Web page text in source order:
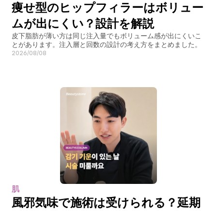
痩せ型のヒップフィラーはボリュー
ムが出にくい？設計を解説
皮下脂肪が薄い方は同じ注入量でもボリューム感が出にくいこ
とがあります。注入層と回数の設計の考え方をまとめました。
2026/08/08
肌
風邪気味で施術は受けられる？延期